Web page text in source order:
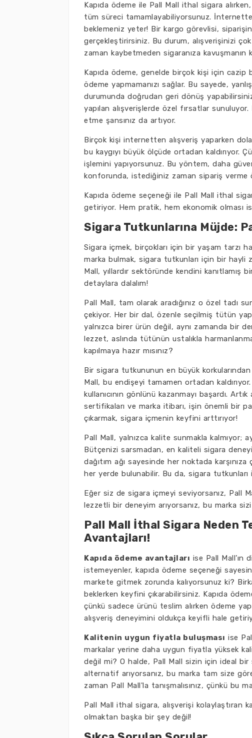
Kapıda ödeme ile Pall Mall ithal sigara
tüm süreci tamamlayabiliyorsunuz.
beklemeniz yeter! Bir kargo görevlisi,
gerçekleştirirsiniz. Bu durum, alışverişinizi
zaman kaybetmeden sigaranıza kavuşmanın
Kapıda ödeme, genelde birçok kişi için
ödeme yapmamanızı sağlar. Bu sayede,
durumunda doğrudan geri dönüş
yapılan alışverişlerde özel fırsatlar
etme şansınız da artıyor.
Birçok kişi internetten alışveriş yaparken
bu kaygıyı büyük ölçüde ortadan kaldırıyor.
işlemini yapıyorsunuz. Bu yöntem, daha
konforunda, istediğiniz zaman sipariş verme
Kapıda ödeme seçeneği ile Pall Mall ithal
getiriyor. Hem pratik, hem ekonomik olması
Sigara Tutkunlarına Müjde:
Sigara içmek, birçokları için bir yaşam tarzı
marka bulmak, sigara tutkunları için bir hayli
Mall, yıllardır sektöründe kendini kanıtlamış
detaylara dalalım!
Pall Mall, tam olarak aradığınız o özel tadı
çekiyor. Her bir dal, özenle seçilmiş tütün
yalnızca birer ürün değil, aynı zamanda bir
lezzet, aslında tütünün ustalıkla
kapılmaya hazır mısınız?
Bir sigara tutkununun en büyük
Mall, bu endişeyi tamamen ortadan
kullanıcının gönlünü kazanmayı başardı.
sertifikaları ve marka itibarı, işin önemli bir
çıkarmak, sigara içmenin keyfini arttırıyor!
Pall Mall, yalnızca kalite sunmakla kalmıyor;
Bütçenizi sarsmadan, en kaliteli sigara
dağıtım ağı sayesinde her noktada
her yerde bulunabilir. Bu da, sigara
Eğer siz de sigara içmeyi seviyorsanız, Pall
lezzetli bir deneyim arıyorsanız, bu marka
Pall Mall İthal Sigara Neden
Avantajları!
Kapıda ödeme avantajları ise Pall Mall’ın
istemeyenler, kapıda ödeme seçeneği
markete gitmek zorunda kalıyorsunuz ki?
beklerken keyfini çıkarabilirsiniz. Kapıda
çünkü sadece ürünü teslim alırken ödeme
alışveriş deneyimini oldukça keyifli hale
Kalitenin uygun fiyatla buluşması ise
markalar yerine daha uygun fiyatla yüksek
değil mi? O halde, Pall Mall sizin için ideal
alternatif arıyorsanız, bu marka tam size
zaman Pall Mall'la tanışmalısınız, çünkü bu
Pall Mall ithal sigara, alışverişi kolaylaştıran
olmaktan başka bir şey değil!